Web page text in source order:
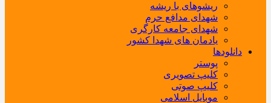
ریشوهای با ریشه
شهدای مدافع حرم
شهدای جامعه کارگری
یادمان های شهدا کشور
دانلودها
پوستر
کلیپ تصویری
کلیپ صوتی
موبایل اسلامی